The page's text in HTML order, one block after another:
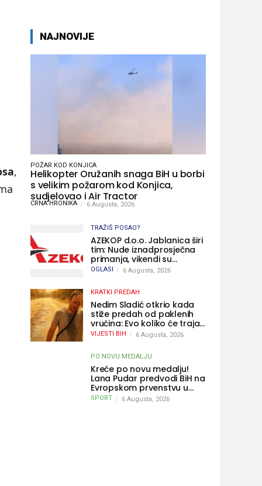
,
NAJNOVIJE
POŽAR KOD KONJICA
Helikopter Oružanih snaga BiH u borbi
s velikim požarom kod Konjica,
sudjelovao i Air Tractor
CRNA HRONIKA 6 Augusta, 2026
TRAŽIŠ POSAO?
AZEKOP d.o.o. Jablanica širi
tim: Nude iznadprosječna
primanja, vikendi su
slobodni, traži se više
OGLASI 6 Augusta, 2026
KRATKI PREDAH
Nedim Sladić otkrio kada
stiže predah od paklenih
vrućina: Evo koliko će trajati
osvježenje u BiH
VIJESTI BIH 6 Augusta, 2026
PO NOVU MEDALJU
Kreće po novu medalju!
Lana Pudar predvodi BiH na
Evropskom prvenstvu u
Parizu
SPORT 6 Augusta, 2026